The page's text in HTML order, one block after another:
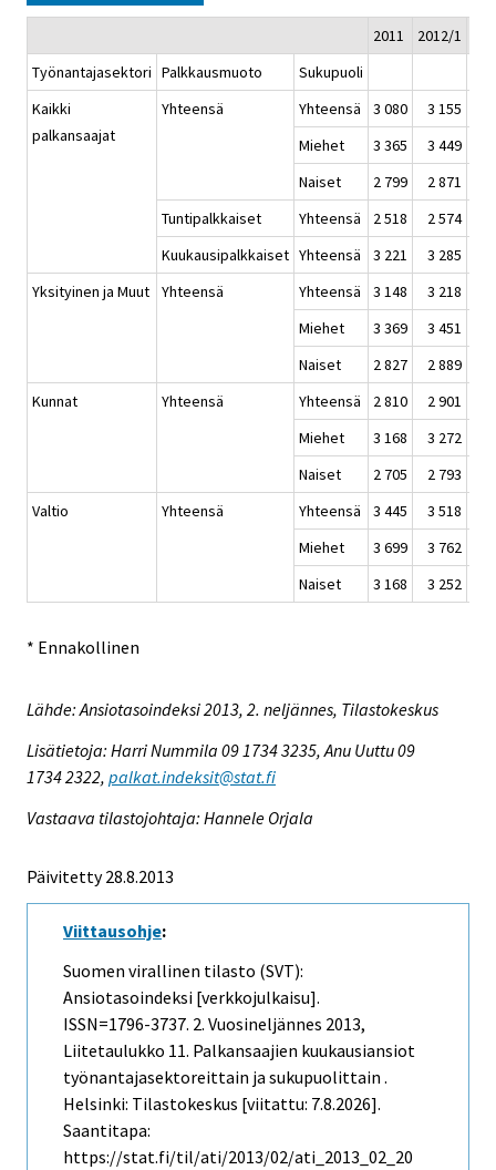
2011 2012/1
Työnantajasektori Palkkausmuoto
Sukupuoli
Kaikki
palkansaajat
Yhteensä Yhteensä 3 080 3 155
Miehet
3 365 3 449
Naiset
2 799 2 871
Tuntipalkkaiset
Yhteensä 2 518 2 574
Kuukausipalkkaiset Yhteensä 3 221 3 285
Yksityinen ja Muut
Yhteensä Yhteensä 3 148 3 218
Miehet
3 369 3 451
Naiset
2 827 2 889
Kunnat
Yhteensä Yhteensä 2 810 2 901
Miehet
3 168 3 272
Naiset
2 705 2 793
Valtio
Yhteensä Yhteensä 3 445 3 518
Miehet
3 699 3 762
Naiset
3 168 3 252
* Ennakollinen
Lähde: Ansiotasoindeksi 2013, 2. neljännes, Tilastokeskus
Lisätietoja: Harri Nummila 09 1734 3235, Anu Uuttu 09
1734 2322, palkat.indeksit@stat.fi
Vastaava tilastojohtaja: Hannele Orjala
Päivitetty 28.8.2013
Viittausohje:
Suomen virallinen tilasto (SVT):
Ansiotasoindeksi [verkkojulkaisu].
ISSN=1796-3737. 2. Vuosineljännes 2013,
Liitetaulukko 11. Palkansaajien kuukausiansiot
työnantajasektoreittain ja sukupuolittain .
Helsinki: Tilastokeskus [viitattu: 7.8.2026].
Saantitapa:
https://stat.fi/til/ati/2013/02/ati_2013_02_20